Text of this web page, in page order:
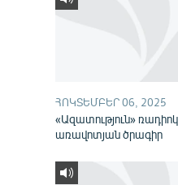
ՀՈԿՏԵՄԲԵՐ 06, 2025
«Ազատություն»
առավոտյան ծրագիր